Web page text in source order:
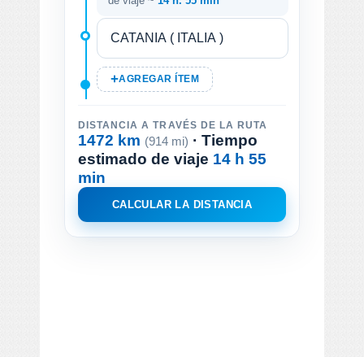
AGREGAR ÍTEM
DISTANCIA A TRAVÉS DE LA RUTA
1472 km (914 mi) · Tiempo
estimado de viaje 14 h 55
min
CALCULAR LA DISTANCIA